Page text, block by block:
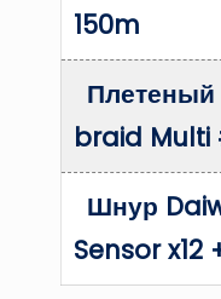
150m
braid Multi
Шнур
Sensor x12